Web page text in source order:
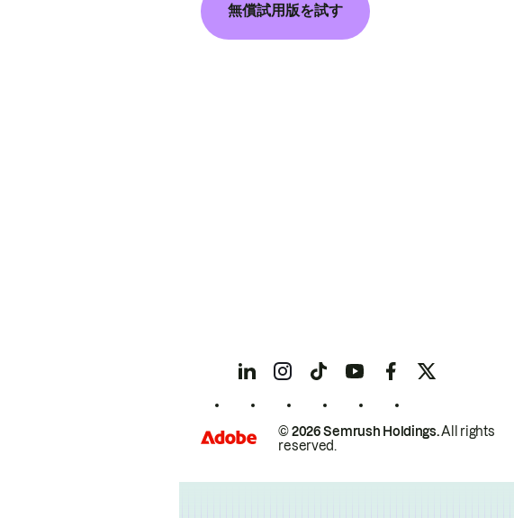
無償試用版を試す
© 2026 Semrush Holdings.All rights
reserved.